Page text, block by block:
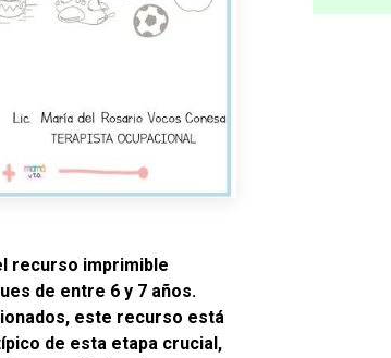
recurso imprimible
de entre 6 y 7 años.
este recurso está
de esta etapa crucial,